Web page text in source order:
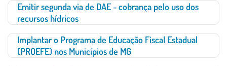
Emitir segunda via de DAE - cobrança pelo uso dos
recursos hídricos
Implantar o Programa de Educação Fiscal Estadual
(PROEFE) nos Municípios de MG